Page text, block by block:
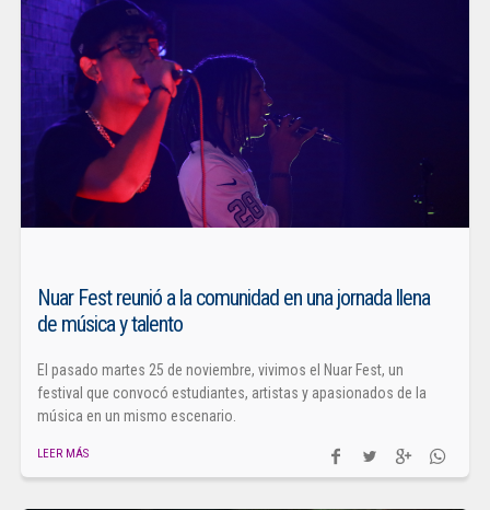
Nuar Fest reunió a la comunidad en una jornada llena
de música y talento
El pasado martes 25 de noviembre, vivimos el Nuar Fest, un
festival que convocó estudiantes, artistas y apasionados de la
música en un mismo escenario.
LEER MÁS